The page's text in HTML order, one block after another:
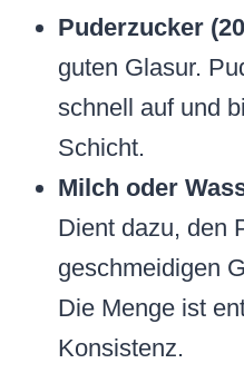
Puderzucker
guten Glasur.
schnell auf und
Schicht.
Milch oder
Dient dazu, den
geschmeidigen
Die Menge ist
Konsistenz.